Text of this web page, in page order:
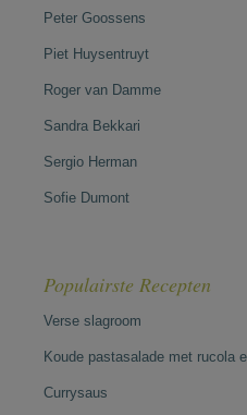
Peter Goossens
Piet Huysentruyt
Roger van Damme
Sandra Bekkari
Sergio Herman
Sofie Dumont
Populairste Recepten
Verse slagroom
Koude pastasalade met rucola
Currysaus